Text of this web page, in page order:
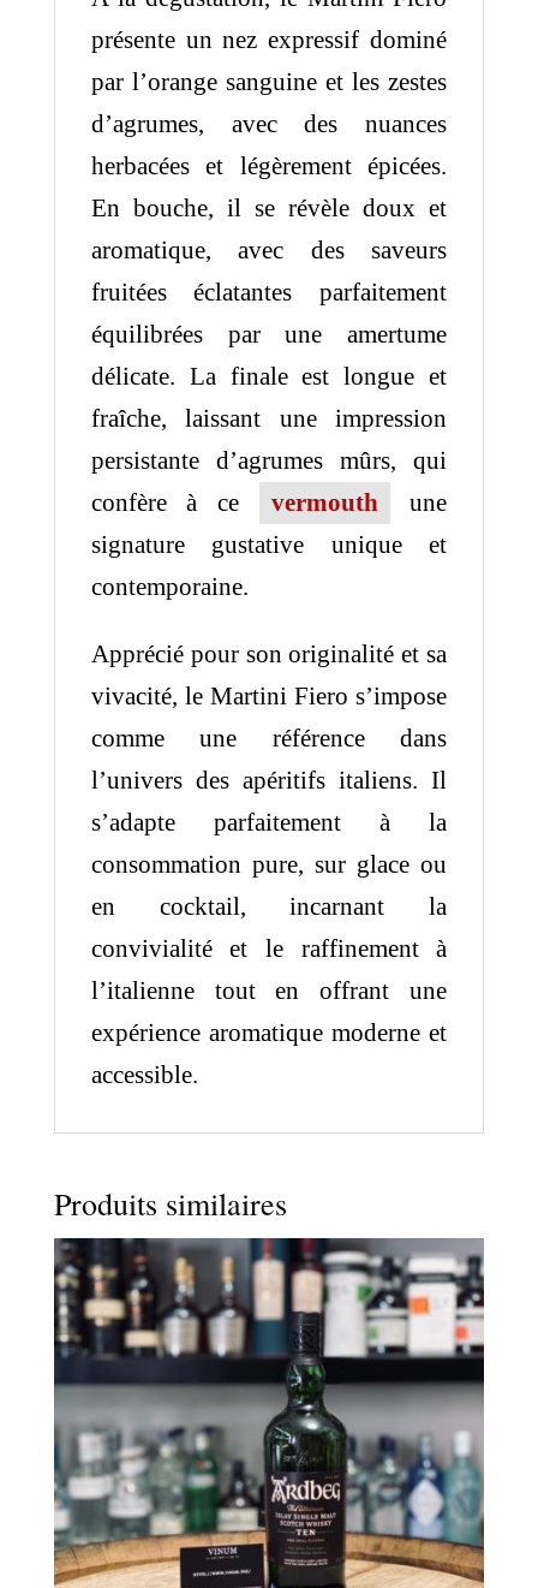
présente un nez expressif dominé
par l’orange sanguine et les zestes
d’agrumes, avec des nuances
herbacées et légèrement épicées.
En bouche, il se révèle doux et
aromatique, avec des saveurs
fruitées éclatantes parfaitement
équilibrées par une amertume
délicate. La finale est longue et
fraîche, laissant une impression
persistante d’agrumes mûrs, qui
confère à ce
vermouth
une
signature gustative unique et
contemporaine.
Apprécié pour son originalité et sa
vivacité, le Martini Fiero s’impose
comme une référence dans
l’univers des apéritifs italiens. Il
s’adapte parfaitement à la
consommation pure, sur glace ou
en cocktail, incarnant la
convivialité et le raffinement à
l’italienne tout en offrant une
expérience aromatique moderne et
accessible.
Produits similaires